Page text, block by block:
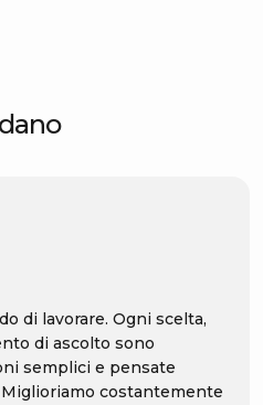
di lavorare. Ogni scelta,
di ascolto sono
semplici e pensate
costantemente